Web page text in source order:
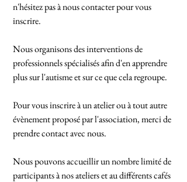
n'hésitez pas à nous contacter pour vous
inscrire.
Nous organisons des interventions de
professionnels spécialisés afin d'en apprendre
plus sur l'autisme et sur ce que cela regroupe.
Pour vous inscrire à un atelier ou à tout autre
évènement proposé par l'association, merci de
prendre contact avec nous.
Nous pouvons accueillir un nombre limité de
participants à nos ateliers et au différents cafés